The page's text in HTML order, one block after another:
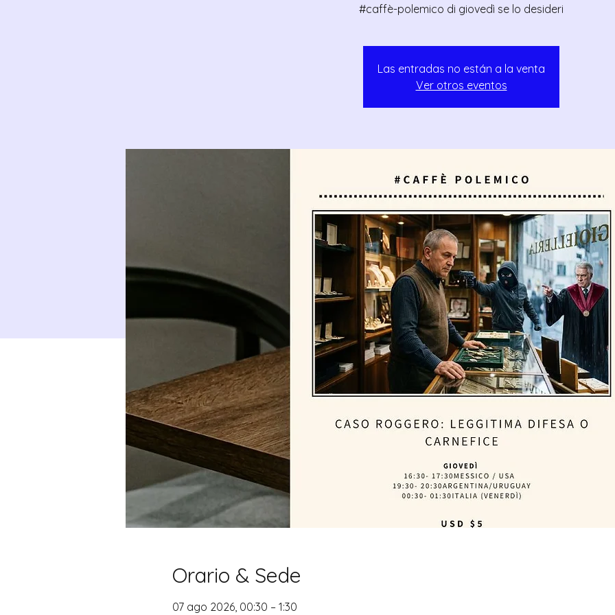
#caffè-polemico di giovedì se lo desideri
Las entradas no están a la venta
Ver otros eventos
Orario & Sede
07 ago 2026, 00:30 – 1:30